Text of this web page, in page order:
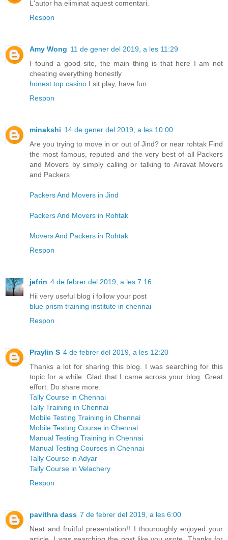
L'autor ha eliminat aquest comentari.
Respon
Amy Wong 11 de gener del 2019, a les 11:29
I found a good site, the main thing is that here I am not
cheating everything honestly
honest top casino I sit play, have fun
Respon
minakshi 14 de gener del 2019, a les 10:00
Are you trying to move in or out of Jind? or near rohtak Find
the most famous, reputed and the very best of all Packers
and Movers by simply calling or talking to Airavat Movers
and Packers
Packers And Movers in Jind
Packers And Movers in Rohtak
Movers And Packers in Rohtak
Respon
jefrin 4 de febrer del 2019, a les 7:16
Hii very useful blog i follow your post
blue prism training institute in chennai
Respon
Praylin S 4 de febrer del 2019, a les 12:20
Thanks a lot for sharing this blog. I was searching for this
topic for a while. Glad that I came across your blog. Great
effort. Do share more.
Tally Course in Chennai
Tally Training in Chennai
Mobile Testing Training in Chennai
Mobile Testing Course in Chennai
Manual Testing Training in Chennai
Manual Testing Courses in Chennai
Tally Course in Adyar
Tally Course in Velachery
Respon
pavithra dass 7 de febrer del 2019, a les 6:00
Neat and fruitful presentation!! I thouroughly enjoyed your